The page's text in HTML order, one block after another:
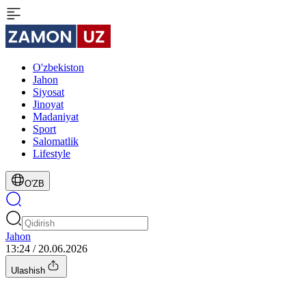
O'zbekiston
Jahon
Siyosat
Jinoyat
Madaniyat
Sport
Salomatlik
Lifestyle
O'ZB
Jahon
13:24 / 20.06.2026
Ulashish